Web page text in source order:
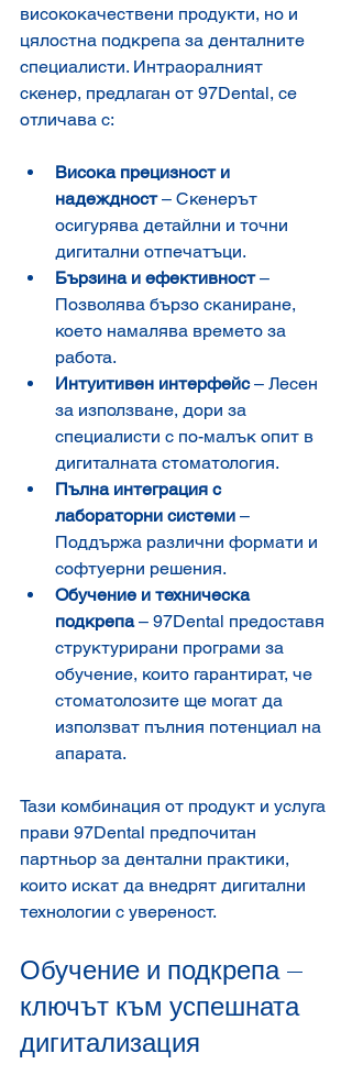
висококачествени продукти, но и
цялостна подкрепа за денталните
специалисти. Интраоралният
скенер, предлаган от 97Dental, се
отличава с:
Висока прецизност и
надеждност – Скенерът
осигурява детайлни и точни
дигитални отпечатъци.
Бързина и ефективност –
Позволява бързо сканиране,
което намалява времето за
работа.
Интуитивен интерфейс – Лесен
за използване, дори за
специалисти с по-малък опит в
дигиталната стоматология.
Пълна интеграция с
лабораторни системи –
Поддържа различни формати и
софтуерни решения.
Обучение и техническа
подкрепа – 97Dental предоставя
структурирани програми за
обучение, които гарантират, че
стоматолозите ще могат да
използват пълния потенциал на
апарата.
Тази комбинация от продукт и услуга
прави 97Dental предпочитан
партньор за дентални практики,
които искат да внедрят дигитални
технологии с увереност.
Обучение и подкрепа –
ключът към успешната
дигитализация